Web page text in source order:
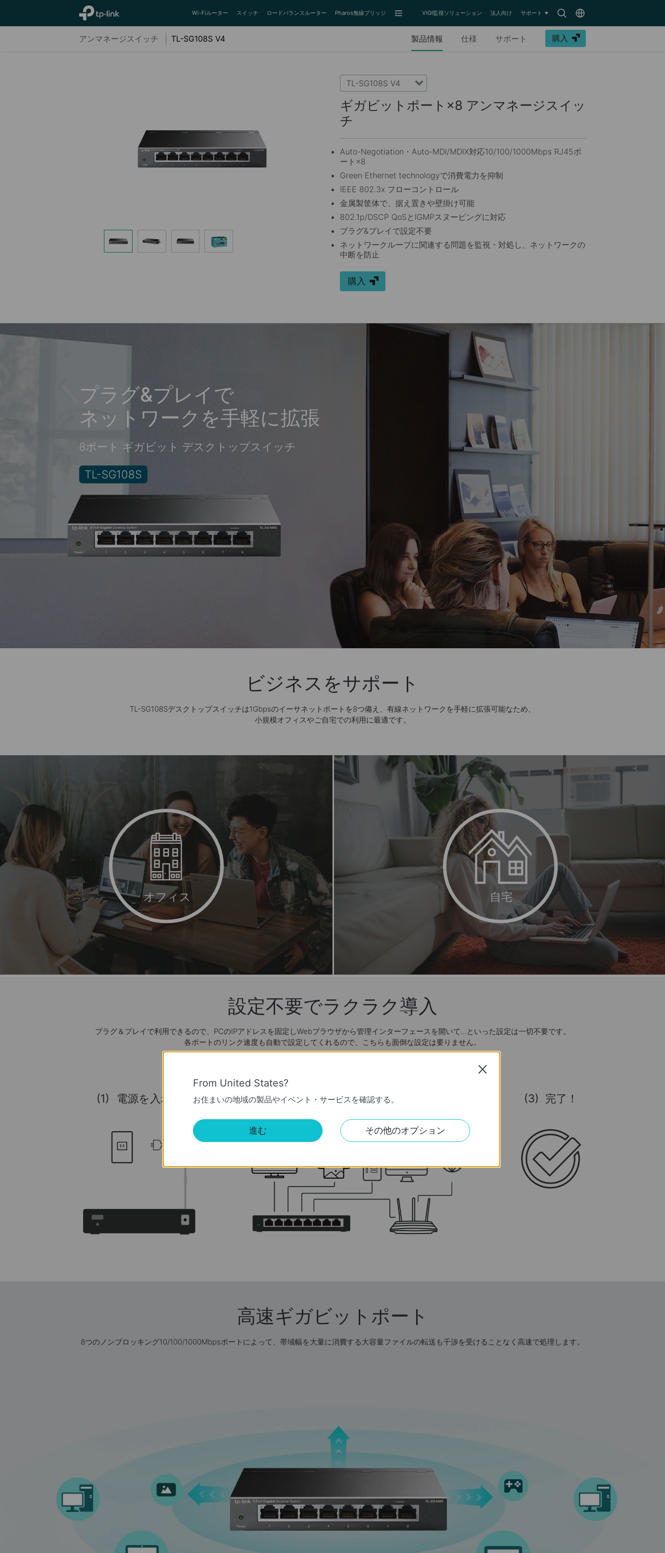
TP-Link, Reliably Smart
SearchChoose
Wi-Fiルーター スイッチ ロードバランスルーター Pharos無線ブリッジ VIGI監視ソリューション 法人向け サポート
アンマネージスイッチ TL-SG108S V4 製品情報 仕様 サポート 購入
TL-SG108S V4
ギガビットポート×8 アンマネージスイッ
チ
Auto-Negotiation・Auto-MDI/MDIX対応10/100/1000Mbps RJ45ポ
ート×8
Green Ethernet technologyで消費電力を抑制
IEEE 802.3x フローコントロール
金属製筐体で、据え置きや壁掛け可能
802.1p/DSCP QoSとIGMPスヌーピングに対応
プラグ&プレイで設定不要
ネットワークループに関連する問題を監視・対処し、ネットワークの
中断を防止
購入
プラグ&プレイで
ネットワークを手軽に拡張
8ポート ギガビット デスクトップスイッチ
TL-SG108S
ビジネスをサポート
TL-SG108Sデスクトップスイッチは1Gbpsのイーサネットポートを8つ備え、有線ネットワークを手軽に拡張可能なため、
小規模オフィスやご自宅での利用に最適です。
オフィス 自宅
設定不要でラクラク導入
プラグ＆プレイで利用できるので、PCのIPアドレスを固定しWebブラウザから管理インターフェースを開いて…といった設定は一切不要です。
各ポートのリンク速度も自動で設定してくれるので、こちらも面倒な設定は要りません。
(1) 電源を入れて (2) 接続するだけ
プリンター
(3) 完了！
高速ギガビットポート
8つのノンブロッキング10/100/1000Mbpsポートによって、帯域幅を大量に消費する大容量ファイルの転送も干渉を受けることなく高速で処理します。
From United States?
お住まいの地域の製品やイベント・サービスを確認する。
進む その他のオプション
Close